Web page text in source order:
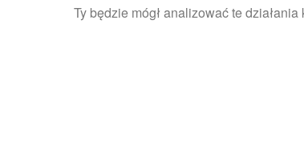
Ty będzie mógł analizować te działania